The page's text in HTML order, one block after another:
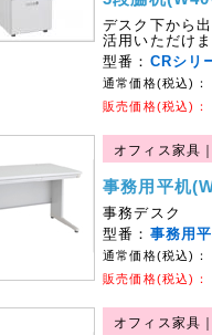
デスク下から
活用いただけ
型番： CRシリ
通常価格(税込)：
販売価格(税込)：
オフィス家具
事務用平机
事務デスク
型番： 事務用
通常価格(税込)：
販売価格(税込)：
オフィス家具